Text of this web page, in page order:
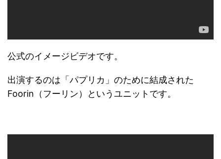
公式のイメージビデオです。
出演するのは「パプリカ」のために結成された
Foorin（フーリン）というユニットです。